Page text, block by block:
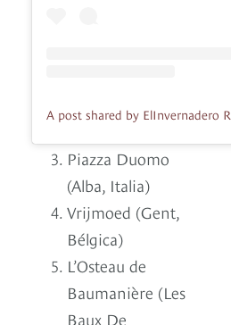
Piazza Duomo
(Alba, Italia)
Vrijmoed (Gent,
Bélgica)
L’Osteau de
Baumanière (Les
Baux De